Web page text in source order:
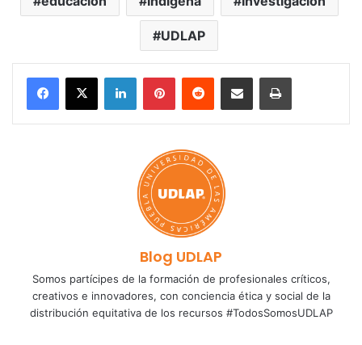
UDLAP
LinkedInPinterestReddit Share via Email Print
Blog UDLAP
Somos partícipes de la formación de profesionales críticos,
creativos e innovadores, con conciencia ética y social de la
distribución equitativa de los recursos #TodosSomosUDLAP